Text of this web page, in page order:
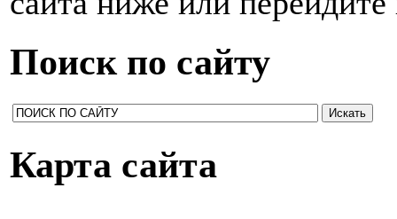
Поиск по сайту
Карта сайта